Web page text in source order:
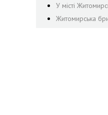
У місті
Житомирська